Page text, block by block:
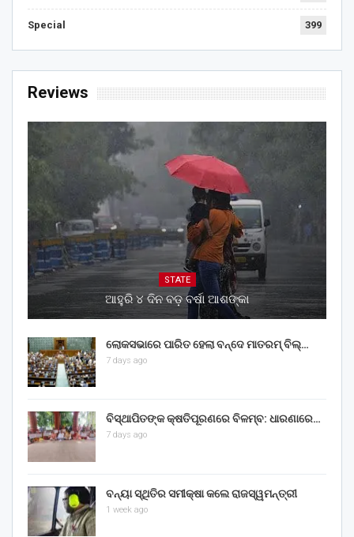
Special 399
Reviews
STATE
ଆହୁରି ୪ ଦିନ ବଡ଼ ବର୍ଷା ଆଶଙ୍କା
ଲୋକସଭାରେ ପାରିତ ହେଲା ବନ୍ଦେ ମାତରମ୍‌ ବିଲ୍‌…
7 days ago
ବିସ୍ଥାପିତଙ୍କ କ୍ଷତିପୂରଣରେ ବିଳମ୍ବ: ଧାରଣାରେ…
7 days ago
ବନ୍ୟା ସ୍ଥିତିର ସମୀକ୍ଷା କଲେ ରାଜସ୍ୱମନ୍ତ୍ରୀ
1 week ago